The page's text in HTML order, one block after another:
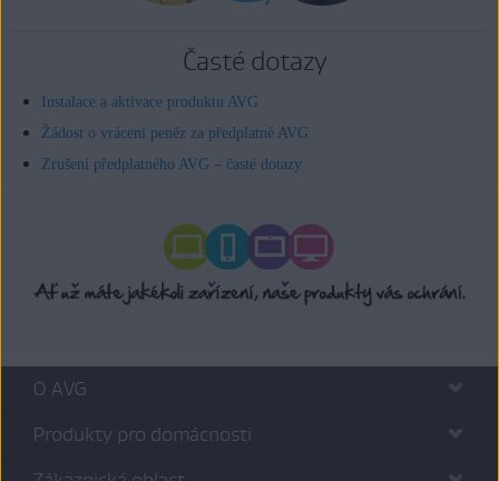
Časté dotazy
Instalace a aktivace produktu AVG
Žádost o vrácení peněz za předplatné AVG
Zrušení předplatného AVG – časté dotazy
O AVG
Produkty pro domácnosti